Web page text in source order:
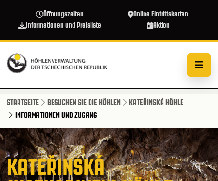
Öffnungszeiten
Online Eintrittskarten
Informationen und Preisliste
Aktion
STARTSEITE BESUCHEN SIE DIE HÖHLEN
KATEŘINSKÁ HÖHLE
INFORMATIONEN UND ZUGANG
KATEŘINSKÁ